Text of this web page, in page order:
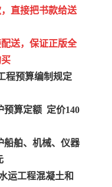
直接把书款给送
送，保证正版全
程预算编制规定
预算定额 定价140
船舶、机械、仪器
运工程混凝土和